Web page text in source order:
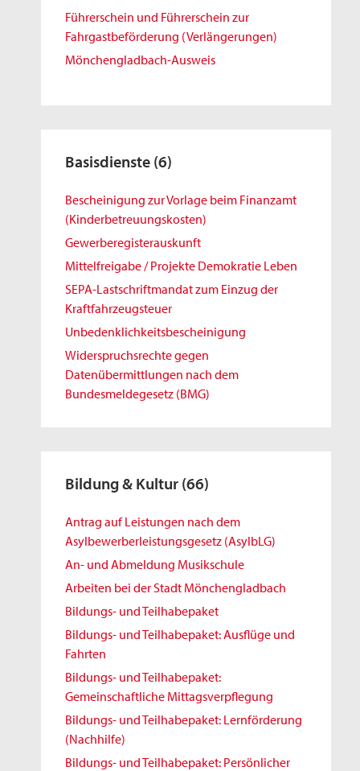
Führerschein und Führerschein zur
Fahrgastbeförderung (Verlängerungen)
Mönchengladbach-Ausweis
Basisdienste (6)
Bescheinigung zur Vorlage beim Finanzamt
(Kinderbetreuungskosten)
Gewerberegisterauskunft
Mittelfreigabe / Projekte Demokratie Leben
SEPA-Lastschriftmandat zum Einzug der
Kraftfahrzeugsteuer
Unbedenklichkeitsbescheinigung
Widerspruchsrechte gegen
Datenübermittlungen nach dem
Bundesmeldegesetz (BMG)
Bildung & Kultur (66)
Antrag auf Leistungen nach dem
Asylbewerberleistungsgesetz (AsylbLG)
An- und Abmeldung Musikschule
Arbeiten bei der Stadt Mönchengladbach
Bildungs- und Teilhabepaket
Bildungs- und Teilhabepaket: Ausflüge und
Fahrten
Bildungs- und Teilhabepaket:
Gemeinschaftliche Mittagsverpflegung
Bildungs- und Teilhabepaket: Lernförderung
(Nachhilfe)
Bildungs- und Teilhabepaket: Persönlicher